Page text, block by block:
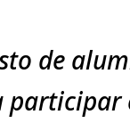
de
participar